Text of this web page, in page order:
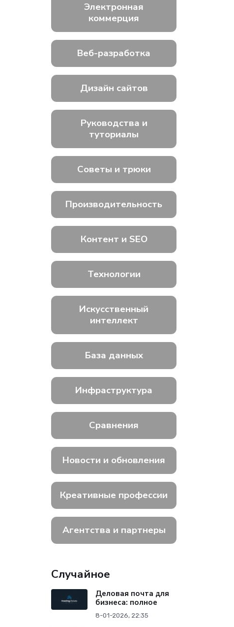
Электронная
коммерция
Веб-разработка
Дизайн сайтов
Руководства и
туториалы
Советы и трюки
Производительность
Контент и SEO
Технологии
Искусственный
интеллект
База данных
Инфраструктура
Сравнения
Новости и обновления
Креативные профессии
Агентства и партнеры
Случайное
Деловая почта для
бизнеса: полное
8-01-2026, 22:35